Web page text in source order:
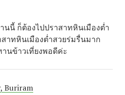
นนี้ ก็ต้องไปปราสาทหินเมืองต่ำ
าทหินเมืองต่ำสวยร่มรื่นมาก
านข้าวเที่ยงพอดีค่ะ
Buriram